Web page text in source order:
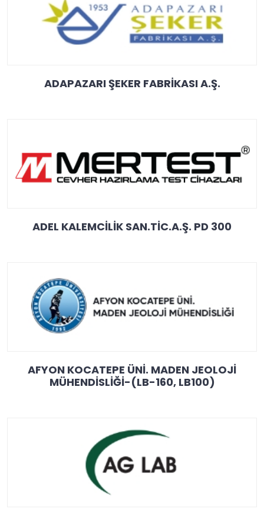
ADAPAZARI ŞEKER FABRİKASI A.Ş.
ADEL KALEMCİLİK SAN.TİC.A.Ş. PD 300
AFYON KOCATEPE ÜNİ. MADEN JEOLOJİ
MÜHENDİSLİĞİ-(LB-160, LB100)